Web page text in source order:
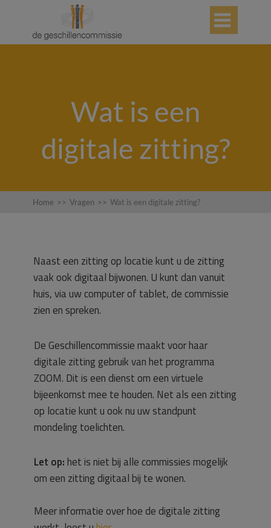

Wat is een
digitale zitting?
Home >> Vragen >> Wat is een digitale zitting?
Naast een zitting op locatie kunt u de zitting
vaak ook digitaal bijwonen. U kunt dan vanuit
huis, via uw computer of tablet, de commissie
zien en spreken.
De Geschillencommissie maakt voor haar
digitale zitting gebruik van het programma
ZOOM. Dit is een dienst om een virtuele
bijeenkomst mee te houden. Net als een zitting
op locatie kunt u ook nu uw standpunt
mondeling toelichten.
Let op:het is niet bij alle commissies mogelijk
om een zitting digitaal bij te wonen.
Meer informatie over hoe de digitale zitting